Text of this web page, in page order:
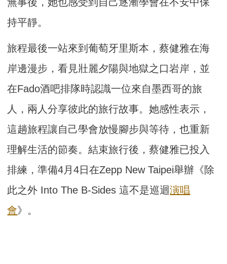
持平靜。
旅程最後一站來到葡萄牙里斯本，蔡健雅在海
岸邊漫步，看見壯麗夕陽與地獄之口岩岸，並
在Fado酒吧排隊時認識一位來自墨西哥的旅
人，兩人分享彼此的旅行故事。她感性表示，
這趟旅程讓自己學會放慢腳步與等待，也重新
理解生活的節奏。結束旅行後，蔡健雅已投入
排練，準備4月4日在Zepp New Taipei舉辦《除
此之外 Into The B-Sides 這不是巡迴演唱
會》。